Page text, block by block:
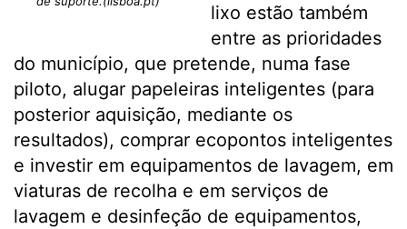
lixo estão também
entre as prioridades
do município, que pretende, numa fase
piloto, alugar papeleiras inteligentes (para
posterior aquisição, mediante os
resultados), comprar ecopontos inteligentes
e investir em equipamentos de lavagem, em
viaturas de recolha e em serviços de
lavagem e desinfeção de equipamentos,